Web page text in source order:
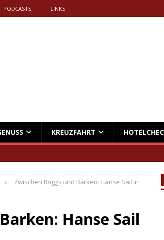
PODCASTS LINKS
KREUZFAHRT
Zwischen Briggs und Barken: Hanse Sail in
Hanse Sail